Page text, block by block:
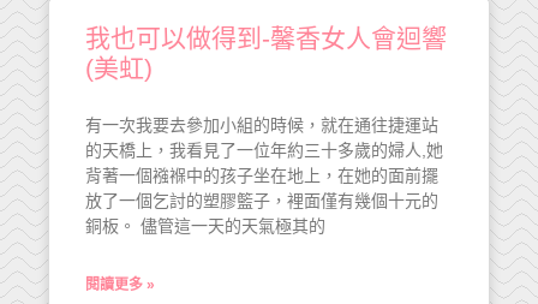
我也可以做得到-馨香女人會迴響
(美虹)
有一次我要去參加小組的時候，就在通往捷運站
的天橋上，我看見了一位年約三十多歲的婦人,她
背著一個襁褓中的孩子坐在地上，在她的面前擺
放了一個乞討的塑膠籃子，裡面僅有幾個十元的
銅板。 儘管這一天的天氣極其的
閱讀更多 »